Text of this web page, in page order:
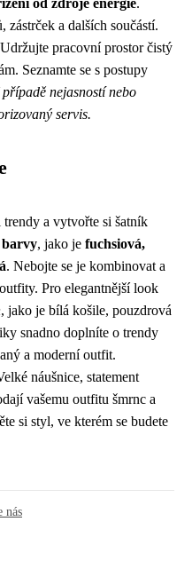
od zdroje energie.
zástrček a dalších součástí.
pracovní prostor čistý
Seznamte se s postupy
případě nejasností nebo
servis.
a vytvořte si šatník
barvy, jako je fuchsiová,
. Nebojte se je kombinovat a
Pro elegantnější look
, jako je bílá košile, pouzdrová
snadno doplníte o trendy
a moderní outfit.
náušnice, statement
vašemu outfitu šmrnc a
si styl, ve kterém se budete
nás